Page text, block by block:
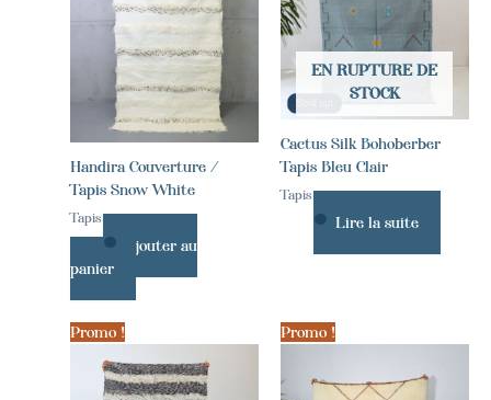
Handira Couverture /
Tapis Snow White
Tapis
Ajouter au
panier
EN RUPTURE DE
STOCK
Cactus Silk Bohoberber
Tapis Bleu Clair
Tapis
Lire la suite
Promo ! Promo !